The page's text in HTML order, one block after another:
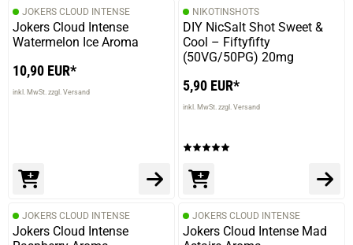
prev next
JOKERS CLOUD INTENSE
Jokers Cloud Intense
Watermelon Ice Aroma
10,90 EUR*
inkl. MwSt. zzgl. Versand
NIKOTINSHOTS
DIY NicSalt Shot Sweet &
Cool – Fiftyfifty
(50VG/50PG) 20mg
5,90 EUR*
inkl. MwSt. zzgl. Versand
JOKERS CLOUD INTENSE
Jokers Cloud Intense
JOKERS CLOUD INTENSE
Jokers Cloud Intense Mad